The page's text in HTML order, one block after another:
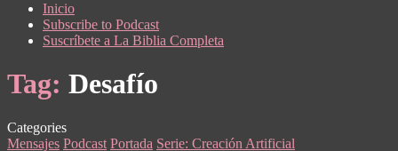
Inicio
Subscribe to Podcast
Suscríbete a La Biblia Completa
Tag: Desafío
Categories
Mensajes Podcast Portada Serie: Creación Artificial